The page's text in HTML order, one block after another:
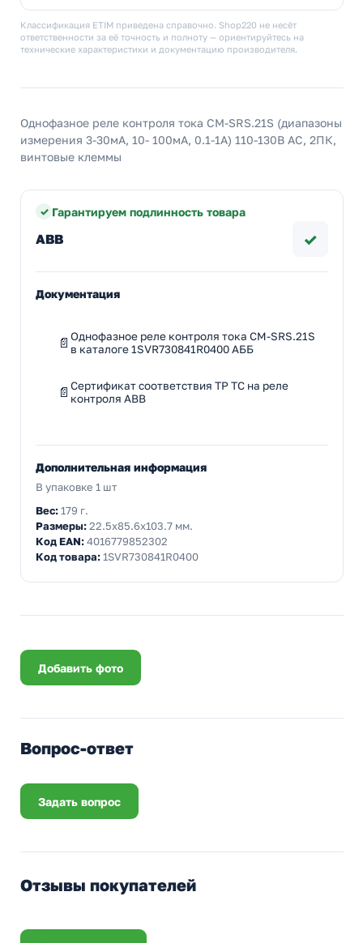
Классификация ETIM приведена справочно. Shop220 не несёт
ответственности за её точность и полноту — ориентируйтесь на
технические характеристики и документацию производителя.
Однофазное реле контроля тока CM-SRS.21S (диапазоны
измерения 3-30мА, 10- 100мA, 0.1-1A) 110-130В AC, 2ПК,
винтовые клеммы
Гарантируем подлинность товара
ABB ✓
Документация
Однофазное реле контроля тока CM-SRS.21S
в каталоге 1SVR730841R0400 АББ
Сертификат соответствия ТР ТС на реле
контроля ABB
Дополнительная информация
В упаковке 1 шт
Вес:179 г.
Размеры:22.5x85.6x103.7 мм.
Код EAN:4016779852302
Код товара:1SVR730841R0400
Добавить фото
Вопрос-ответ
Задать вопрос
Отзывы покупателей